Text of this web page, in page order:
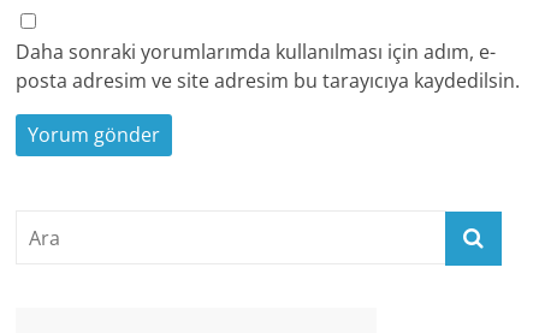
Daha sonraki yorumlarımda kullanılması için adım, e-
posta adresim ve site adresim bu tarayıcıya kaydedilsin.